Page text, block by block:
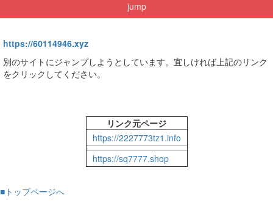
jump
https://60114946.xyz
別のサイトにジャンプしようとしています。宜しければ上記のリンク
をクリックしてください。
リンク元ページ
https://2227773tz1.info
https://sq7777.shop
■トップページへ